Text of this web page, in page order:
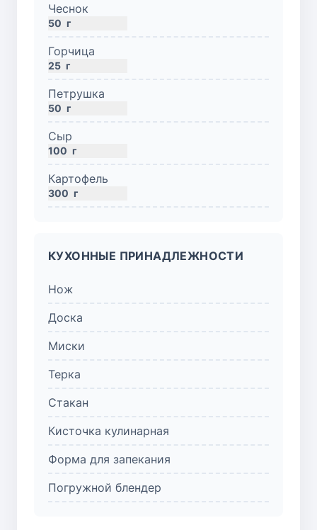
Чеснок
50 г
Горчица
25 г
Петрушка
50 г
Сыр
100 г
Картофель
300 г
КУХОННЫЕ ПРИНАДЛЕЖНОСТИ
Нож
Доска
Миски
Терка
Стакан
Кисточка кулинарная
Форма для запекания
Погружной блендер